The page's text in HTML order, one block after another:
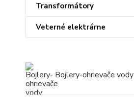
Transformátory
Veterné elektrárne
Bojlery-ohrievače vody